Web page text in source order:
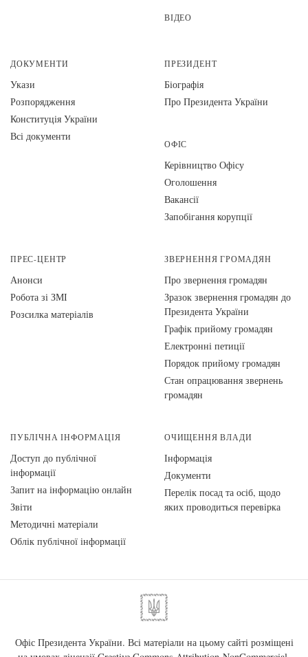
ВІДЕО
ДОКУМЕНТИ
Укази
Розпорядження
Конституція України
Всі документи
ПРЕЗИДЕНТ
Біографія
Про Президента України
ОФІС
Керівництво Офісу
Оголошення
Вакансії
Запобігання корупції
ПРЕС-ЦЕНТР
Анонси
Робота зі ЗМІ
Розсилка матеріалів
ЗВЕРНЕННЯ ГРОМАДЯН
Про звернення громадян
Зразок звернення громадян до
Президента України
Графік прийому громадян
Електронні петиції
Порядок прийому громадян
Стан опрацювання звернень
громадян
ПУБЛІЧНА ІНФОРМАЦІЯ
Доступ до публічної
інформації
Запит на інформацію онлайн
Звіти
Методичні матеріали
Облік публічної інформації
ОЧИЩЕННЯ ВЛАДИ
Інформація
Документи
Перелік посад та осіб, щодо
яких проводиться перевірка
Офіс Президента України. Всі матеріали на цьому сайті розміщені